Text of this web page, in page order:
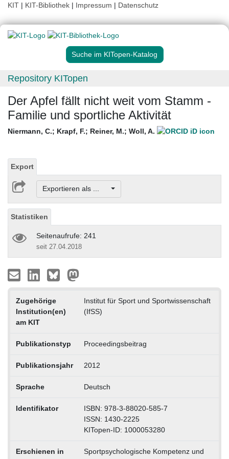
KIT | KIT-Bibliothek | Impressum | Datenschutz
Suche im KITopen-Katalog
Repository KITopen
Der Apfel fällt nicht weit vom Stamm -
Familie und sportliche Aktivität
Niermann, C.; Krapf, F.; Reiner, M.; Woll, A.
Export
Exportieren als ...
Statistiken
Seitenaufrufe: 241
seit 27.04.2018
Zugehörige
Institution(en)
am KIT
Institut für Sport und Sportwissenschaft
(IfSS)
Publikationstyp Proceedingsbeitrag
Publikationsjahr 2012
Sprache Deutsch
Identifikator
ISBN: 978-3-88020-585-7
ISSN: 1430-2225
KITopen-ID: 1000053280
Erschienen in
Sportpsychologische Kompetenz und